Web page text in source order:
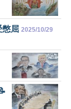
憋屈 2025/10/29